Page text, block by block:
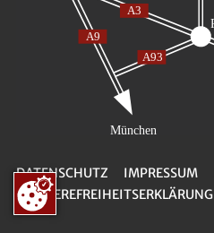
DATENSCHUTZ IMPRESSUM
BARRIEREFREIHEITSERKLÄRUNG